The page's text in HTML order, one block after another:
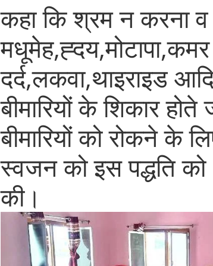
कहा कि श्रम न करना
दर्द,लकवा,थाइराइड
बीमारियों के शिकार
बीमारियों को रोकने के
स्वजन को इस पद्धति
की।